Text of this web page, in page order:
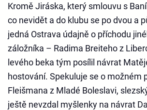
Kromě Jiráska, který smlouvu s
co nevidět a do klubu se po dvou a
jedná Ostrava údajně o příchodu
záložníka – Radima Breiteho z
levého beka tým posílil návrat
hostování. Spekuluje se o možném
Fleišmana z Mladé Boleslavi,
ještě nevzdal myšlenky na návrat